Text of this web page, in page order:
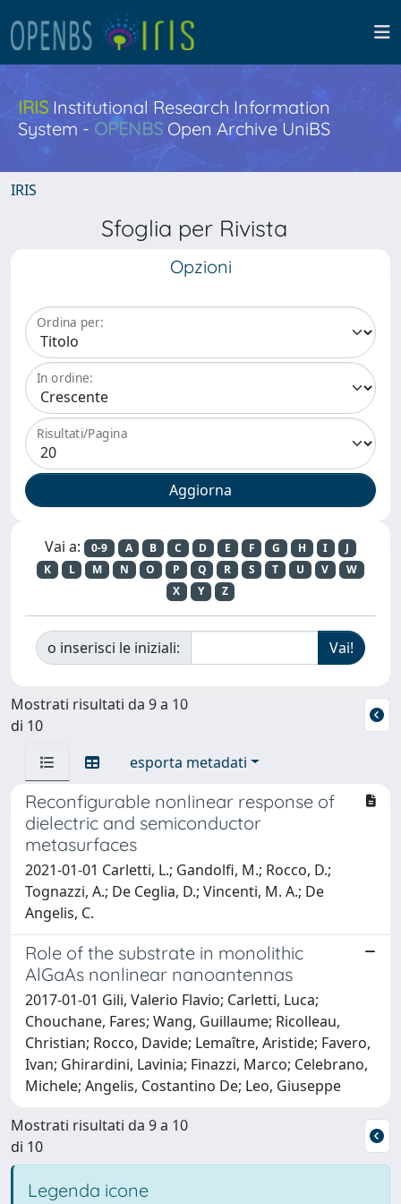
IRISInstitutional Research Information
System - OPENBS Open Archive UniBS
IRIS
Sfoglia per Rivista
Opzioni
Ordina per:
In ordine:
Risultati/Pagina
Vai a: 0-9 A B C D E F G H I
J
K
L M N O P Q R S T U V
W
X
Y Z
o inserisci le iniziali:
Mostrati risultati da 9 a 10
di 10
esporta metadati
Reconfigurable nonlinear response of
dielectric and semiconductor
metasurfaces
2021-01-01 Carletti, L.; Gandolfi, M.; Rocco, D.;
Tognazzi, A.; De Ceglia, D.; Vincenti, M. A.; De
Angelis, C.
Role of the substrate in monolithic
AlGaAs nonlinear nanoantennas
2017-01-01 Gili, Valerio Flavio; Carletti, Luca;
Chouchane, Fares; Wang, Guillaume; Ricolleau,
Christian; Rocco, Davide; Lemaître, Aristide; Favero,
Ivan; Ghirardini, Lavinia; Finazzi, Marco; Celebrano,
Michele; Angelis, Costantino De; Leo, Giuseppe
Mostrati risultati da 9 a 10
di 10
Legenda icone